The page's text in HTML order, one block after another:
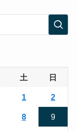
土 日
1 2
8 9